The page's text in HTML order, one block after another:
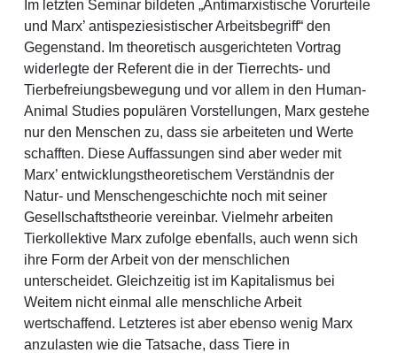
Im letzten Seminar bildeten „Antimarxistische Vorurteile
und Marx’ antispeziesistischer Arbeitsbegriff“ den
Gegenstand. Im theoretisch ausgerichteten Vortrag
widerlegte der Referent die in der Tierrechts- und
Tierbefreiungsbewegung und vor allem in den Human-
Animal Studies populären Vorstellungen, Marx gestehe
nur den Menschen zu, dass sie arbeiteten und Werte
schafften. Diese Auffassungen sind aber weder mit
Marx’ entwicklungstheoretischem Verständnis der
Natur- und Menschengeschichte noch mit seiner
Gesellschaftstheorie vereinbar. Vielmehr arbeiten
Tierkollektive Marx zufolge ebenfalls, auch wenn sich
ihre Form der Arbeit von der menschlichen
unterscheidet. Gleichzeitig ist im Kapitalismus bei
Weitem nicht einmal alle menschliche Arbeit
wertschaffend. Letzteres ist aber ebenso wenig Marx
anzulasten wie die Tatsache, dass Tiere in